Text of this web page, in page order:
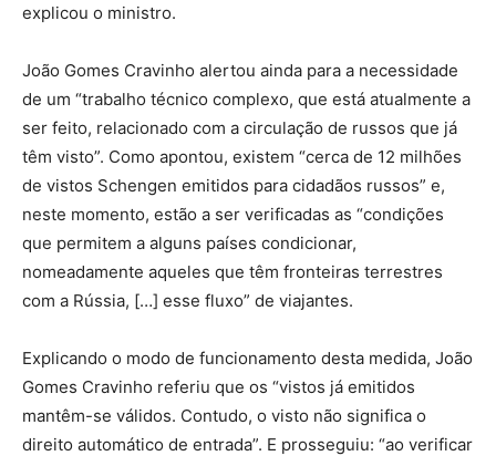
explicou o ministro.
João Gomes Cravinho alertou ainda para a necessidade
de um “trabalho técnico complexo, que está atualmente a
ser feito, relacionado com a circulação de russos que já
têm visto”. Como apontou, existem “cerca de 12 milhões
de vistos Schengen emitidos para cidadãos russos” e,
neste momento, estão a ser verificadas as “condições
que permitem a alguns países condicionar,
nomeadamente aqueles que têm fronteiras terrestres
com a Rússia, […] esse fluxo” de viajantes.
Explicando o modo de funcionamento desta medida, João
Gomes Cravinho referiu que os “vistos já emitidos
mantêm-se válidos. Contudo, o visto não significa o
direito automático de entrada”. E prosseguiu: “ao verificar